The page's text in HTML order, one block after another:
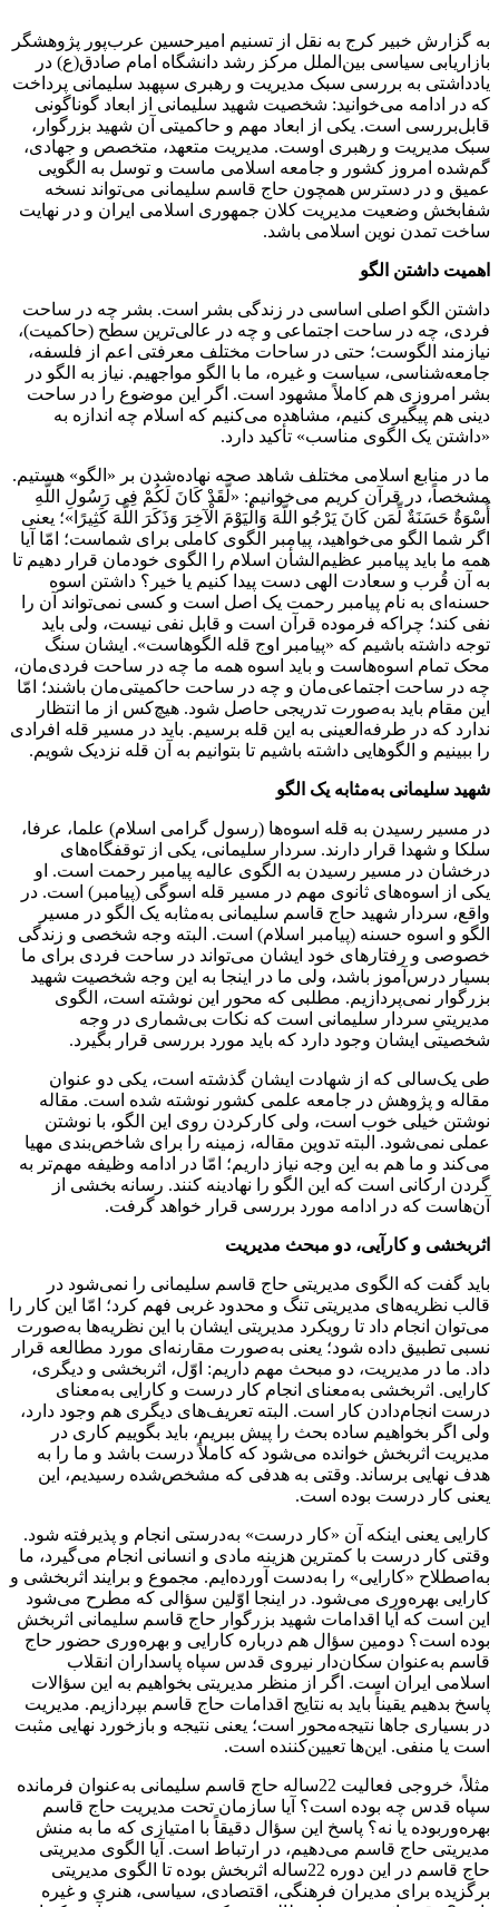
به گزارش خبیر کرج به نقل از تسنیم امیرحسین عرب‌پور پژوهشگر
بازاریابی سیاسی بین‌الملل مرکز رشد دانشگاه امام صادق(ع) در
یادداشتی به بررسی سبک مدیریت و رهبری سپهبد سلیمانی پرداخت
که در ادامه می‌خوانید: شخصیت شهید سلیمانی از ابعاد گوناگونی
قابل‌بررسی است. یکی از ابعاد مهم و حاکمیتی آن شهید بزرگوار،
سبک مدیریت و رهبری اوست. مدیریت متعهد، متخصص و جهادی،
گم‌شده امروز کشور و جامعه اسلامی ماست و توسل به الگویی
عمیق و در دسترس همچون حاج قاسم سلیمانی می‌تواند نسخه
شفابخش وضعیت مدیریت کلان جمهوری اسلامی ایران و در نهایت
ساخت تمدن نوین اسلامی باشد.
اهمیت داشتن الگو
داشتن الگو اصلی اساسی در زندگی بشر است. بشر چه در ساحت
فردی، چه در ساحت اجتماعی و چه در عالی‌ترین سطح (حاکمیت)،
نیازمند الگوست؛ حتی در ساحات مختلف معرفتی اعم از فلسفه،
جامعه‌شناسی، سیاست و غیره، ما با الگو مواجهیم. نیاز به الگو در
بشر امروزی هم کاملاً مشهود است. اگر این موضوع را در ساحت
دینی هم پیگیری کنیم، مشاهده می‌کنیم که اسلام چه اندازه به
«داشتن یک الگوی مناسب» تأکید دارد.
ما در منابع اسلامی مختلف شاهد صحه نهاده‌شدن بر «الگو» هستیم.
مشخصاً، در قرآن کریم می‌خوانیم: «لَّقَدْ كَانَ لَكُمْ فِی رَسُولِ اللَّهِ
أُسْوَةٌ حَسَنَةٌ لِّمَن كَانَ یَرْجُو اللَّهَ وَالْیَوْمَ الْآخِرَ وَذَكَرَ اللَّهَ كَثِیرًا»؛ یعنی
اگر شما الگو می‌خواهید، پیامبر الگوی کاملی برای شماست؛ امّا آیا
همه ما باید پیامبر عظیم‌الشأن اسلام را الگوی خودمان قرار دهیم تا
به آن قُرب و سعادت الهی دست پیدا کنیم یا خیر؟ داشتن اسوه
حسنه‌ای به نام پیامبر رحمت یک اصل است و کسی نمی‌تواند آن را
نفی کند؛ چراکه فرموده قرآن است و قابل نفی نیست، ولی باید
توجه داشته باشیم که «پیامبر اوج قله الگوهاست». ایشان سنگ
محک تمام اسوه‌هاست و باید اسوه همه ما چه در ساحت فردی‌مان،
چه در ساحت اجتماعی‌مان و چه در ساحت حاکمیتی‌مان باشند؛ امّا
این مقام باید به‌صورت تدریجی حاصل شود. هیچ‌کس از ما انتظار
ندارد که در طرفه‌العینی به این قله برسیم. باید در مسیر قله افرادی
را ببینیم و الگوهایی داشته باشیم تا بتوانیم به آن قله نزدیک شویم.
شهید سلیمانی به‌مثابه یک الگو
در مسیر رسیدن به قله اسوه‌ها (رسول گرامی اسلام) علما، عرفا،
سلکا و شهدا قرار دارند. سردار سلیمانی، یکی از توقفگاه‌های
درخشان در مسیر رسیدن به الگوی عالیه پیامبر رحمت است. او
یکی از اسوه‌های ثانوی مهم در مسیر قله اسوگی (پیامبر) است. در
واقع، سردار شهید حاج قاسم سلیمانی به‌مثابه یک الگو در مسیر
الگو و اسوه حسنه (پیامبر اسلام) است. البته وجه شخصی و زندگی
خصوصی و رفتارهای خود ایشان می‌تواند در ساحت فردی برای ما
بسیار درس‌آموز باشد، ولی ما در اینجا به این وجه شخصیت شهید
بزرگوار نمی‌پردازیم. مطلبی که محور این نوشته است، الگوی
مدیریتیِ سردار سلیمانی است که نکات بی‌شماری در وجه
شخصیتی ایشان وجود دارد که باید مورد بررسی قرار بگیرد.
طی یک‌سالی که از شهادت ایشان گذشته است، یکی دو عنوان
مقاله و پژوهش در جامعه علمی کشور نوشته شده است. مقاله
نوشتن خیلی خوب است، ولی کارکردن روی این الگو، با نوشتن
عملی نمی‌شود. البته تدوین مقاله، زمینه را برای شاخص‌بندی مهیا
می‌کند و ما هم به این وجه نیاز داریم؛ امّا در ادامه وظیفه مهم‌تر به
گردن ارکانی است که این الگو را نهادینه کنند. رسانه بخشی از
آن‌هاست که در ادامه مورد بررسی قرار خواهد گرفت.
اثربخشی و کارآیی، دو مبحث مدیریت
باید گفت که الگوی مدیریتی حاج قاسم سلیمانی را نمی‌شود در
قالب نظریه‌های مدیریتی تنگ و محدود غربی فهم کرد؛ امّا این کار را
می‌توان انجام داد تا رویکرد مدیریتی ایشان با این نظریه‌ها به‌صورت
نسبی تطبیق داده شود؛ یعنی به‌صورت مقارنه‌ای مورد مطالعه قرار
داد. ما در مدیریت، دو مبحث مهم داریم: اوّل، اثربخشی و دیگری،
کارایی. اثربخشی به‌معنای انجام کار درست و کارایی به‌معنای
درست انجام‌دادن کار است. البته تعریف‌های دیگری هم وجود دارد،
ولی اگر بخواهیم ساده بحث را پیش ببریم، باید بگوییم کاری در
مدیریت اثربخش خوانده می‌شود که کاملاً درست باشد و ما را به
هدف نهایی برساند. وقتی به هدفی که مشخص‌شده رسیدیم، این
یعنی کار درست بوده است.
کارایی یعنی اینکه آن «کار درست» به‌درستی انجام و پذیرفته شود.
وقتی کار درست با کمترین هزینه مادی و انسانی انجام می‌گیرد، ما
به‌اصطلاح «کارایی» را به‌دست آورده‌ایم. مجموع و برایند اثربخشی و
کارایی بهره‌وری می‌شود. در اینجا اوّلین سؤالی که مطرح می‌شود
این است که آیا اقدامات شهید بزرگوار حاج قاسم سلیمانی اثربخش
بوده است؟ دومین سؤال هم درباره کارایی و بهره‌وری حضور حاج
قاسم به‌عنوان سکان‌دار نیروی قدس سپاه پاسداران انقلاب
اسلامی ایران است. اگر از منظر مدیریتی بخواهیم به این سؤالات
پاسخ بدهیم یقیناً باید به نتایج اقدامات حاج قاسم بپردازیم. مدیریت
در بسیاری جاها نتیجه‌محور است؛ یعنی نتیجه و بازخورد نهایی مثبت
است یا منفی. این‌ها تعیین‌کننده است.
مثلاً، خروجی فعالیت 22ساله حاج قاسم سلیمانی به‌عنوان فرمانده
سپاه قدس چه بوده است؟ آیا سازمان تحت مدیریت حاج قاسم
بهره‌وربوده یا نه؟ پاسخ این سؤال دقیقاً با امتیازی که ما به منش
مدیریتی حاج قاسم می‌دهیم، در ارتباط است. آیا الگوی مدیریتی
حاج قاسم در این دوره 22ساله اثربخش بوده تا الگوی مدیریتی
برگزیده برای مدیران فرهنگی، اقتصادی، سیاسی، هنری و غیره